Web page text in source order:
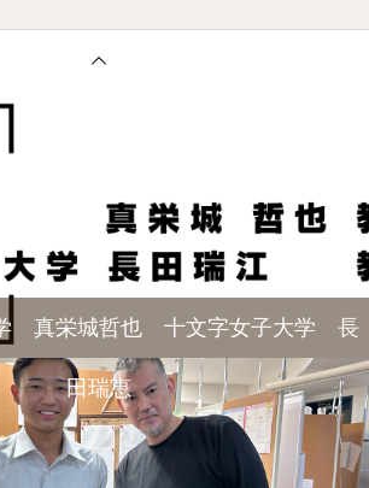
学 真栄城哲也 十文字女子大学 長
田瑞恵